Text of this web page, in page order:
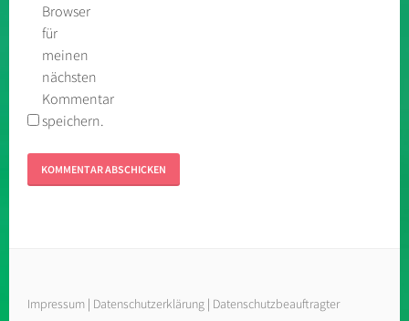
Browser
für
meinen
nächsten
Kommentar
speichern.
Impressum | Datenschutzerklärung | Datenschutzbeauftragter